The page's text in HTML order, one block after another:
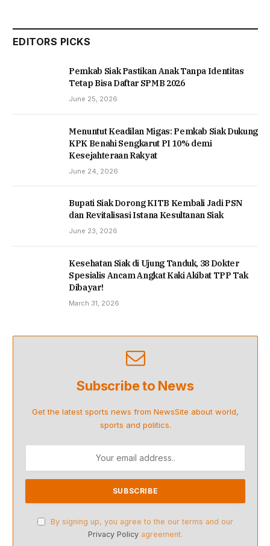
EDITORS PICKS
Pemkab Siak Pastikan Anak Tanpa Identitas
Tetap Bisa Daftar SPMB 2026
June 25, 2026
Menuntut Keadilan Migas: Pemkab Siak Dukung
KPK Benahi Sengkarut PI 10% demi
Kesejahteraan Rakyat
June 24, 2026
Bupati Siak Dorong KITB Kembali Jadi PSN
dan Revitalisasi Istana Kesultanan Siak
June 23, 2026
Kesehatan Siak di Ujung Tanduk, 38 Dokter
Spesialis Ancam Angkat Kaki Akibat TPP Tak
Dibayar!
March 31, 2026
Subscribe to News
Get the latest sports news from NewsSite about world,
sports and politics.
By signing up, you agree to the our terms and our
Privacy Policy agreement.